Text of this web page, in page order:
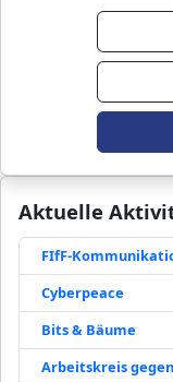
Aktuelle
FIfF-
Cyberpeace
Bits & Bäume
Arbeitskreis